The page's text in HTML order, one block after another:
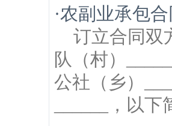
·农副业承包
订立合同
队（村）
公社（乡）
______，以